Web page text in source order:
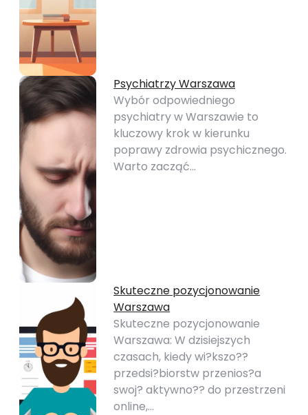
Psychiatrzy Warszawa
Wybór odpowiedniego
psychiatry w Warszawie to
kluczowy krok w kierunku
poprawy zdrowia psychicznego.
Warto zacząć…
Skuteczne pozycjonowanie
Warszawa
Skuteczne pozycjonowanie
Warszawa: W dzisiejszych
czasach, kiedy wi?kszo??
przedsi?biorstw przenios?a
swoj? aktywno?? do przestrzeni
online,…